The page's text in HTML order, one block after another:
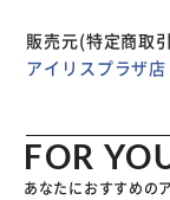
販売元(特定商取
アイリスプラザ店
FOR
あなたにおすすめの